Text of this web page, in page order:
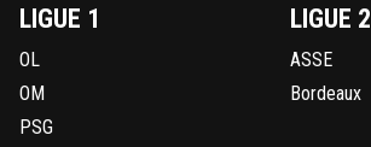
LIGUE 1
OL
OM
PSG
LIGUE 2
ASSE
Bordeaux